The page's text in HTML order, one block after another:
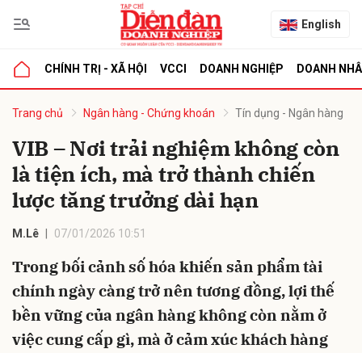
English
CHÍNH TRỊ - XÃ HỘI VCCI DOANH NGHIỆP DOANH
Trang chủ Ngân hàng - Chứng khoán Tín dụng - Ngân hàng
VIB – Nơi trải nghiệm không còn
là tiện ích, mà trở thành chiến
lược tăng trưởng dài hạn
M.Lê 07/01/2026 10:51
Trong bối cảnh số hóa khiến sản phẩm tài
chính ngày càng trở nên tương đồng, lợi thế
bền vững của ngân hàng không còn nằm ở
việc cung cấp gì, mà ở cảm xúc khách hàng
luận
Hủy